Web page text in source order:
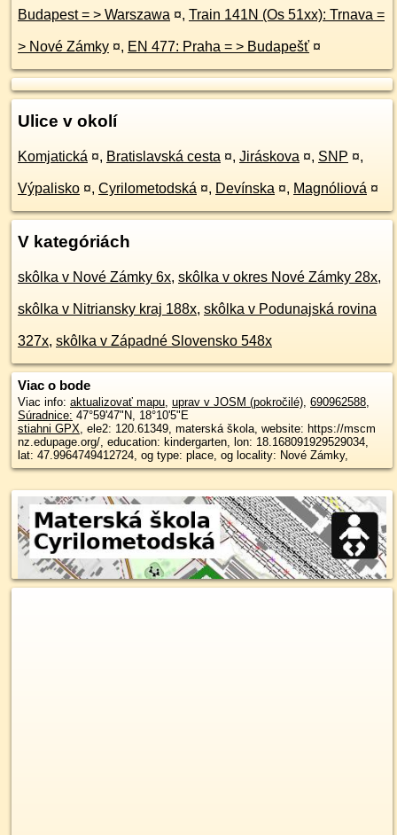
Budapest = > Warszawa ¤, Train 141N (Os 51xx): Trnava =
> Nové Zámky ¤, EN 477: Praha = > Budapešť ¤
Ulice v okolí
Komjatická ¤, Bratislavská cesta ¤, Jiráskova ¤, SNP ¤,
Výpalisko ¤, Cyrilometodská ¤, Devínska ¤, Magnóliová ¤
V kategóriách
skôlka v Nové Zámky 6x, skôlka v okres Nové Zámky 28x,
skôlka v Nitriansky kraj 188x, skôlka v Podunajská rovina
327x, skôlka v Západné Slovensko 548x
Viac o bode
Viac info: aktualizovať mapu, uprav v JOSM (pokročilé), 690962588,
Súradnice: 47°59'47"N, 18°10'5"E
stiahni GPX, ele2: 120.61349, materská škola, website: https://mscm
nz.edupage.org/, education: kindergarten, lon: 18.168091929529034,
lat: 47.9964749412724, og type: place, og locality: Nové Zámky,